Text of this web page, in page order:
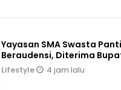
Yayasan SMA Swasta
Beraudensi, Diterima
Lifestyle 4 jam lalu